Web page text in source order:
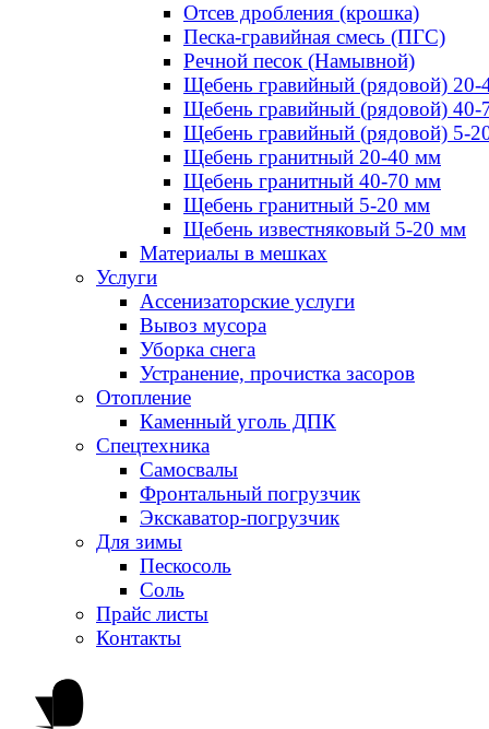
Отсев дробления (крошка)
Песка-гравийная смесь (ПГС)
Речной песок (Намывной)
Щебень гравийный (рядовой)
Щебень гравийный (рядовой)
Щебень гравийный (рядовой) 5-
Щебень гранитный 20-40 мм
Щебень гранитный 40-70 мм
Щебень гранитный 5-20 мм
Щебень известняковый 5-20 мм
Материалы в мешках
Услуги
Ассенизаторские услуги
Вывоз мусора
Уборка снега
Устранение, прочистка засоров
Отопление
Каменный уголь ДПК
Спецтехника
Самосвалы
Фронтальный погрузчик
Экскаватор-погрузчик
Для зимы
Пескосоль
Соль
Прайс листы
Контакты